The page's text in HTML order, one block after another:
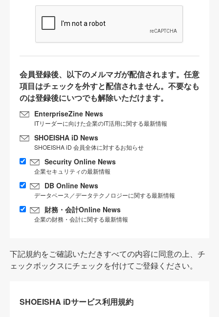
会員登録後、以下のメルマガが配信されます。任意
項目はチェックを外すと配信されません。不要なも
のは登録後にいつでも解除いただけます。
EnterpriseZine News
ITリーダーに向けた企業のIT活用に関する最新情報
SHOEISHA iD News
SHOEISHA iD 会員全体に対するお知らせ
Security Online News
企業セキュリティの最新情報
DB Online News
データベース／データテクノロジーに関する最新情報
財務・会計Online News
企業の財務・会計に関する最新情報
下記規約をご確認いただきすべての内容に同意の上、チ
ェックボックスにチェックを付けてご登録ください。
SHOEISHA iDサービス利用規約